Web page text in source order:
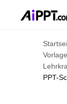
PPT-